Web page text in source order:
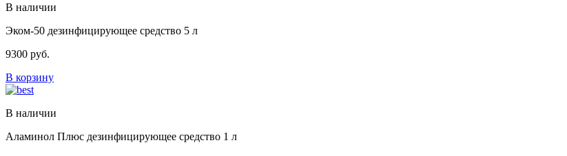
В наличии
Эком-50 дезинфицирующее средство 5 л
9300 руб.
В корзину
В наличии
Аламинол Плюс дезинфицирующее средство 1 л